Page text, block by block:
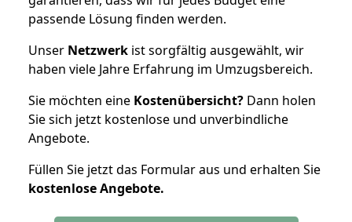
passende Lösung finden werden.
Unser Netzwerk ist sorgfältig ausgewählt, wir
haben viele Jahre Erfahrung im Umzugsbereich.
Sie möchten eine Kostenübersicht? Dann holen
Sie sich jetzt kostenlose und unverbindliche
Angebote.
Füllen Sie jetzt das Formular aus und erhalten Sie
kostenloseAngebote.